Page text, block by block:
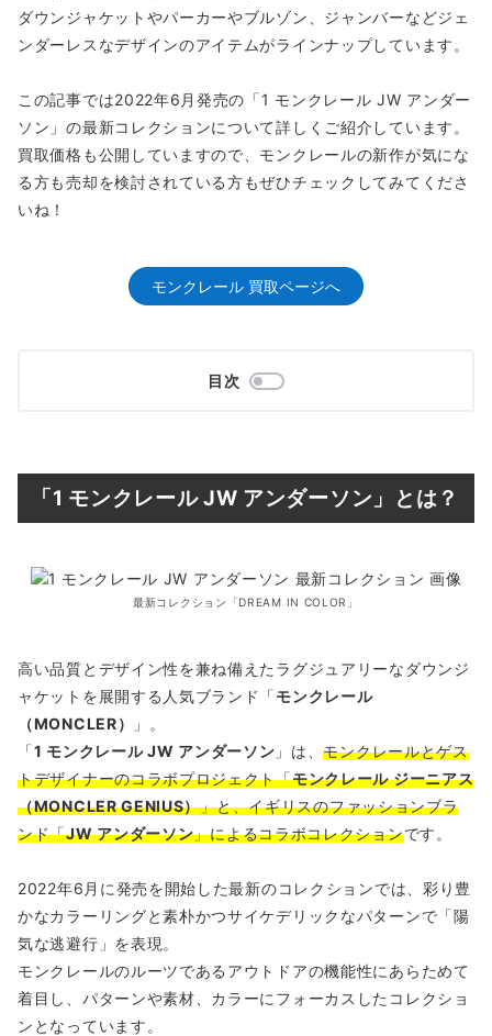
ダウンジャケットやパーカーやブルゾン、ジャンバーなどジェ
ンダーレスなデザインのアイテムがラインナップしています。
この記事では2022年6月発売の「1 モンクレール JW アンダー
ソン」の最新コレクションについて詳しくご紹介しています。
買取価格も公開していますので、モンクレールの新作が気にな
る方も売却を検討されている方もぜひチェックしてみてくださ
いね！
モンクレール 買取ページへ
目次
「1 モンクレール JW アンダーソン」とは？
最新コレクション「DREAM IN COLOR」
高い品質とデザイン性を兼ね備えたラグジュアリーなダウンジ
ャケットを展開する人気ブランド「モンクレール
（MONCLER）
」。
「1 モンクレール JW アンダーソン 」は、モンクレールとゲス
トデザイナーのコラボプロジェクト「モンクレール ジーニアス
（MONCLER GENIUS）」と、イギリスのファッションブラ
ンド「JW アンダーソン」によるコラボコレクションです。
2022年6月に発売を開始した最新のコレクションでは、彩り豊
かなカラーリングと素朴かつサイケデリックなパターンで「陽
気な逃避行」を表現。
モンクレールのルーツであるアウトドアの機能性にあらためて
着目し、パターンや素材、カラーにフォーカスしたコレクショ
ンとなっています。